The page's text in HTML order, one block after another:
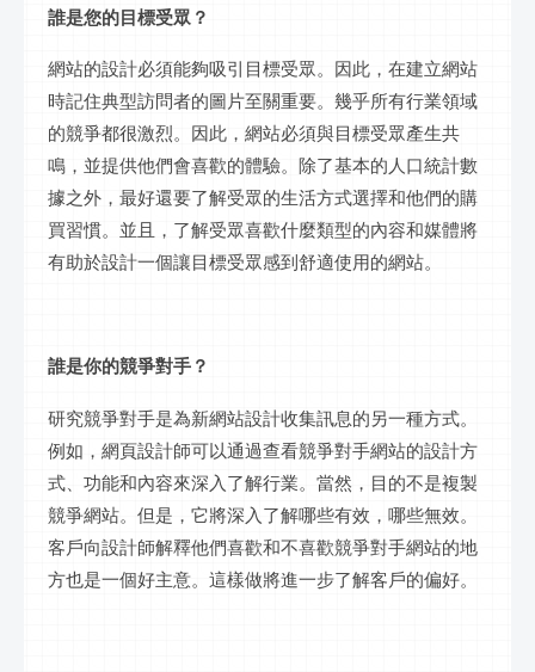
誰是您的目標受眾？
網站的設計必須能夠吸引目標受眾。因此，在建立網站
時記住典型訪問者的圖片至關重要。幾乎所有行業領域
的競爭都很激烈。因此，網站必須與目標受眾產生共
鳴，並提供他們會喜歡的體驗。除了基本的人口統計數
據之外，最好還要了解受眾的生活方式選擇和他們的購
買習慣。並且，了解受眾喜歡什麼類型的內容和媒體將
有助於設計一個讓目標受眾感到舒適使用的網站。
誰是你的競爭對手？
研究競爭對手是為新網站設計收集訊息的另一種方式。
例如，網頁設計師可以通過查看競爭對手網站的設計方
式、功能和內容來深入了解行業。當然，目的不是複製
競爭網站。但是，它將深入了解哪些有效，哪些無效。
客戶向設計師解釋他們喜歡和不喜歡競爭對手網站的地
方也是一個好主意。這樣做將進一步了解客戶的偏好。